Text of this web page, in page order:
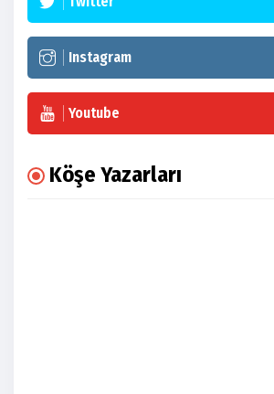
Instagram
Youtube
Köşe Yazarları